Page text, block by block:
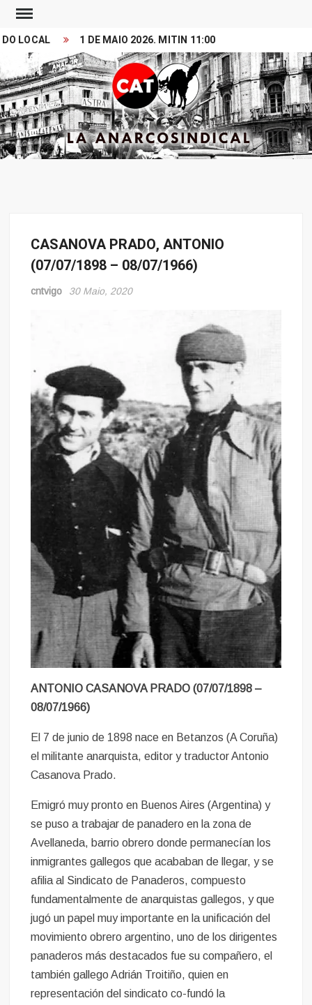
Skip
content
LOCAL 1 DE MAIO 2026. MITIN 11:00 PRZ PRINCESA
Search
Memoria
CASANOVA PRADO, ANTONIO
(07/07/1898 – 08/07/1966)
cntvigo 30 Maio, 2020
ANTONIO CASANOVA PRADO (07/07/1898 –
08/07/1966)
El 7 de junio de 1898 nace en Betanzos (A Coruña)
el militante anarquista, editor y traductor Antonio
Casanova Prado.
Emigró muy pronto en Buenos Aires (Argentina) y
se puso a trabajar de panadero en la zona de
Avellaneda, barrio obrero donde permanecían los
inmigrantes gallegos que acababan de llegar, y se
afilia al Sindicato de Panaderos, compuesto
fundamentalmente de anarquistas gallegos, y que
jugó un papel muy importante en la unificación del
movimiento obrero argentino, uno de los dirigentes
panaderos más destacados fue su compañero, el
también gallego Adrián Troitiño, quien en
representación del sindicato co-fundó la